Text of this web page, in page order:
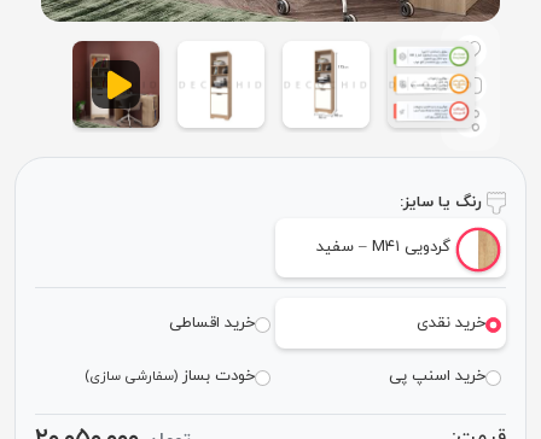
رنگ یا سایز:
گردویی M۴۱ – سفید
خرید نقدی خرید اقساطی
خرید اسنپ پی خودت بساز(سفارشی سازی)